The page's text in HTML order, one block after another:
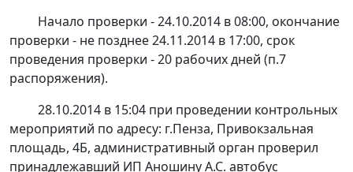
Начало проверки - 24.10.2014 в 08:00, окончание
проверки - не позднее 24.11.2014 в 17:00, срок
проведения проверки - 20 рабочих дней (п.7
распоряжения).
28.10.2014 в 15:04 при проведении контрольных
мероприятий по адресу: г.Пенза, Привокзальная
площадь, 4Б, административный орган проверил
принадлежавший ИП Аношину А.С. автобус